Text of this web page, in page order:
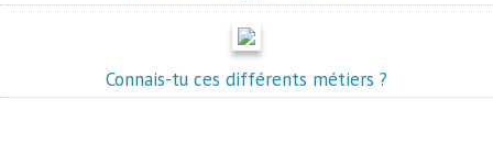
Connais-tu ces différents métiers ?